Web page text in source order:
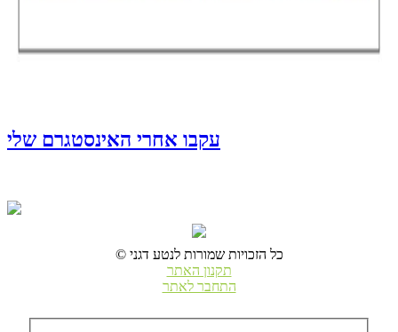
עקבו אחרי האינסטגרם שלי
© כל הזכויות שמורות לנטע דגני
תקנון האתר
התחבר לאתר